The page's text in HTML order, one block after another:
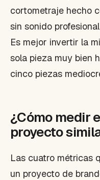
cortometraje hecho
sin sonido
Es mejor invertir la
sola pieza muy bien
cinco piezas
¿Cómo medir
proyecto
Las cuatro métricas
un proyecto de